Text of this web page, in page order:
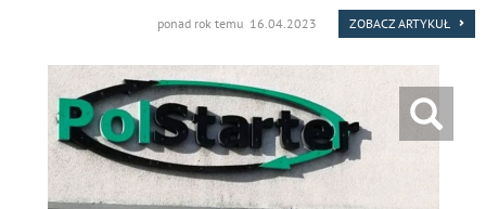
ponad rok temu 16.04.2023 ZOBACZ ARTYKUŁ